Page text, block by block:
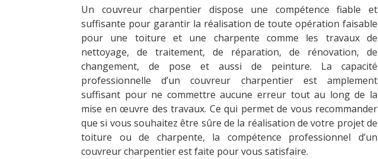
Un couvreur charpentier dispose une compétence fiable et
suffisante pour garantir la réalisation de toute opération faisable
pour une toiture et une charpente comme les travaux de
nettoyage, de traitement, de réparation, de rénovation, de
changement, de pose et aussi de peinture. La capacité
professionnelle d’un couvreur charpentier est amplement
suffisant pour ne commettre aucune erreur tout au long de la
mise en œuvre des travaux. Ce qui permet de vous recommander
que si vous souhaitez être sûre de la réalisation de votre projet de
toiture ou de charpente, la compétence professionnel d’un
couvreur charpentier est faite pour vous satisfaire.